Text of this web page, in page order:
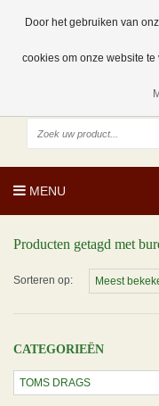
NL
EUR
MENU
Producten getagd met
Sorteren op:
CATEGORIEËN
Door het gebruiken van
cookies om onze website te